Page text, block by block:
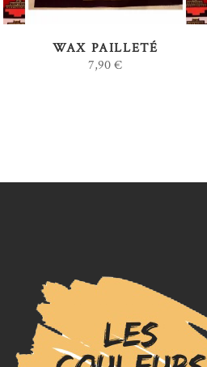
WAX PAILLETÉ
7,90€